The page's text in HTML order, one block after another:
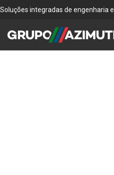
Soluções integradas de engenharia